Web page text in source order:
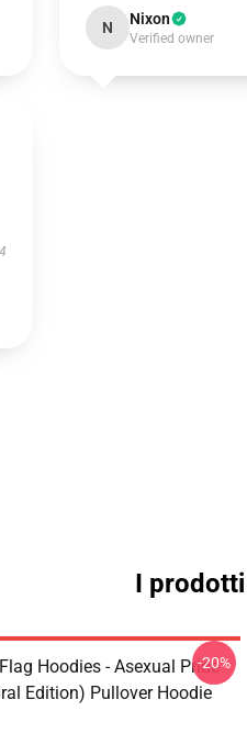
N Nixon
Verified owner
I
Hoodies - Asexual Pride
Edition) Pullover Hoodie
-20%